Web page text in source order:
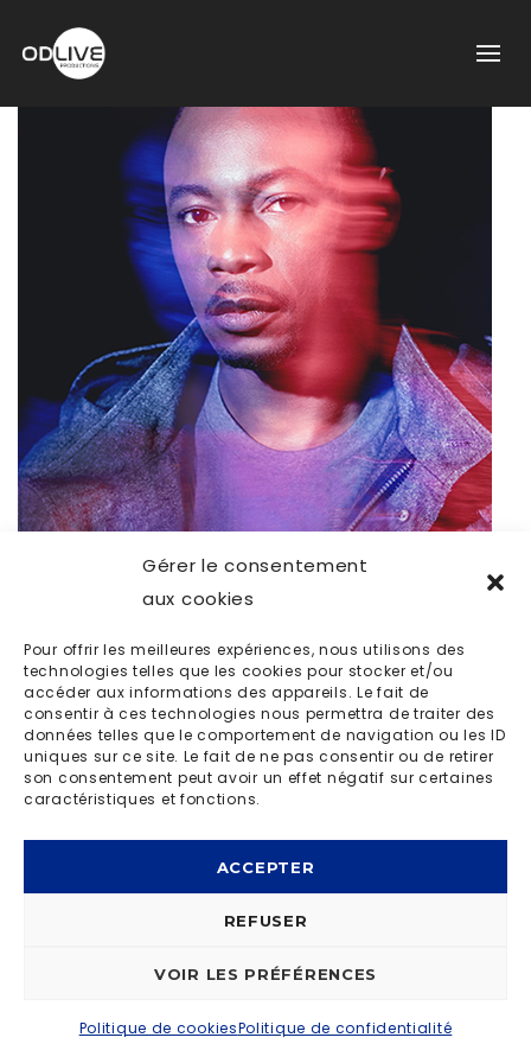
Gérer le consentement
aux cookies
Pour offrir les meilleures expériences, nous utilisons des
technologies telles que les cookies pour stocker et/ou
accéder aux informations des appareils. Le fait de
consentir à ces technologies nous permettra de traiter des
données telles que le comportement de navigation ou les ID
uniques sur ce site. Le fait de ne pas consentir ou de retirer
son consentement peut avoir un effet négatif sur certaines
caractéristiques et fonctions.
ACCEPTER
REFUSER
VOIR LES PRÉFÉRENCES
Politique de cookiesPolitique de confidentialité
© OD LIVE 2023 | MADE BYI-LOGICS|POLITIQUE DE
CONFIDENTIALITÉ